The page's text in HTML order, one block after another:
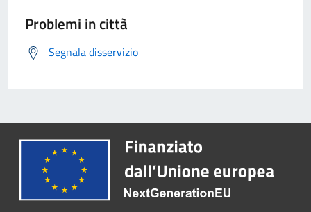
Problemi in città
Segnala disservizio